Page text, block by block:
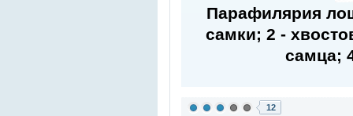
Парафилярия
самки; 2 -
самца;
12